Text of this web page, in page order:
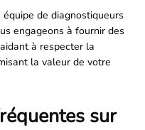
équipe de diagnostiqueurs
engageons à fournir des
à respecter la
la valeur de votre
sur